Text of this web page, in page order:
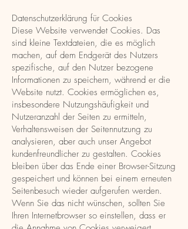
Datenschutzerklärung für Cookies
Diese Website verwendet Cookies. Das
sind kleine Textdateien, die es möglich
machen, auf dem Endgerät des Nutzers
spezifische, auf den Nutzer bezogene
Informationen zu speichern, während er die
Website nutzt. Cookies ermöglichen es,
insbesondere Nutzungshäufigkeit und
Nutzeranzahl der Seiten zu ermitteln,
Verhaltensweisen der Seitennutzung zu
analysieren, aber auch unser Angebot
kundenfreundlicher zu gestalten. Cookies
bleiben über das Ende einer Browser-Sitzung
gespeichert und können bei einem erneuten
Seitenbesuch wieder aufgerufen werden.
Wenn Sie das nicht wünschen, sollten Sie
Ihren Internetbrowser so einstellen, dass er